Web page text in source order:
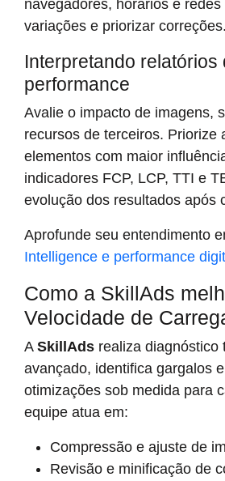
navegadores, horários e
variações e priorizar correções.
Interpretando relatórios
performance
Avalie o impacto de imagens,
recursos de terceiros. Priorize
elementos com maior
indicadores FCP, LCP, TTI e
evolução dos resultados após
Aprofunde seu entendimento
Intelligence e performance
Como a SkillAds
Velocidade de
A SkillAds realiza diagnóstico
avançado, identifica gargalos
otimizações sob medida para
equipe atua em:
Compressão e ajuste de
Revisão e minificação de